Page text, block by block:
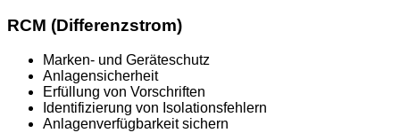
RCM (Differenzstrom)
Marken- und Geräteschutz
Anlagensicherheit
Erfüllung von Vorschriften
Identifizierung von Isolationsfehlern
Anlagenverfügbarkeit sichern